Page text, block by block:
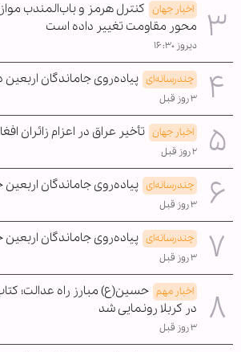
اخبار جهان کنترل هرمز و باب‌المندب
محور مقاومت تغییر داده است
دیروز ۱۶:۳۰
چندرسانه‌ای پیاده‌روی جاماندگان
۳ روز قبل
اخبار جهان تأخیر عراق در اعزام زائران
۲ روز قبل
چندرسانه‌ای پیاده‌روی جاماندگان
۳ روز قبل
چندرسانه‌ای پیاده‌روی جاماندگان
۳ روز قبل
اخبار مهم حسین(ع) مبارز راه عدالت؛
در کربلا رونمایی شد
۳ روز قبل